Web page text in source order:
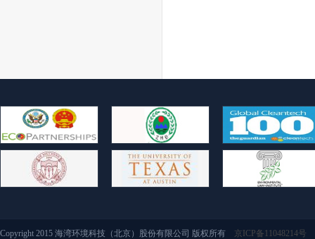
Copyright 2015 海湾环境科技（北京）股份有限公司 版权所有 京ICP备11048214号